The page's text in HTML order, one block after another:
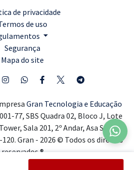
de privacidade
de uso
Segurança
Mapa do site
Gran Tecnologia e Educação
77, SBS Quadra 02, Bloco J, Lote
Sala 201, 2º Andar, Asa Sul,
120. Gran - 2026 © Todos os direitos
reservados ®